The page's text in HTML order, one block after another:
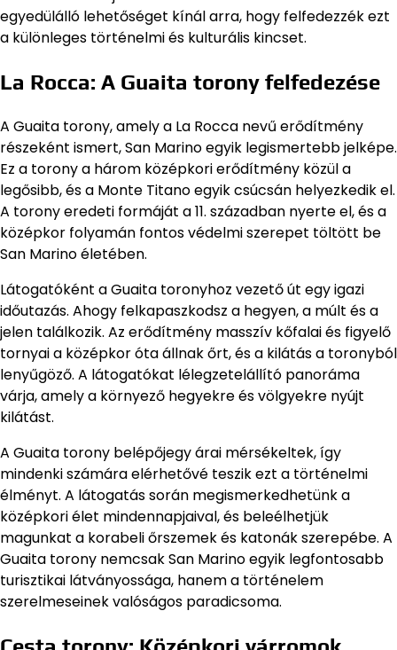
egyedülálló lehetőséget kínál arra, hogy felfedezzék ezt
a különleges történelmi és kulturális kincset.
La Rocca: A Guaita torony felfedezése
A Guaita torony, amely a La Rocca nevű erődítmény
részeként ismert, San Marino egyik legismertebb jelképe.
Ez a torony a három középkori erődítmény közül a
legősibb, és a Monte Titano egyik csúcsán helyezkedik el.
A torony eredeti formáját a 11. században nyerte el, és a
középkor folyamán fontos védelmi szerepet töltött be
San Marino életében.
Látogatóként a Guaita toronyhoz vezető út egy igazi
időutazás. Ahogy felkapaszkodsz a hegyen, a múlt és a
jelen találkozik. Az erődítmény masszív kőfalai és figyelő
tornyai a középkor óta állnak őrt, és a kilátás a toronyból
lenyűgöző. A látogatókat lélegzetelállító panoráma
várja, amely a környező hegyekre és völgyekre nyújt
kilátást.
A Guaita torony belépőjegy árai mérsékeltek, így
mindenki számára elérhetővé teszik ezt a történelmi
élményt. A látogatás során megismerkedhetünk a
középkori élet mindennapjaival, és beleélhetjük
magunkat a korabeli őrszemek és katonák szerepébe. A
Guaita torony nemcsak San Marino egyik legfontosabb
turisztikai látványossága, hanem a történelem
szerelmeseinek valóságos paradicsoma.